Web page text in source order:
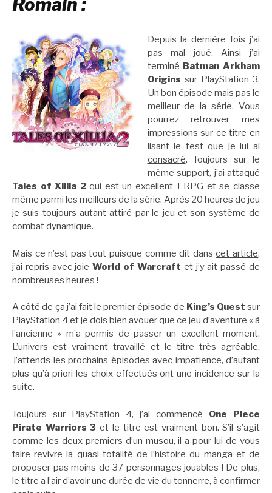
Romain :
Depuis la dernière fois j’ai
pas mal joué. Ainsi j’ai
terminé Batman Arkham
Origins sur PlayStation 3.
Un bon épisode mais pas le
meilleur de la série. Vous
pourrez retrouver mes
impressions sur ce titre en
lisantle test que je lui ai
consacré. Toujours sur le
même support, j’ai attaqué
Tales of Xillia 2qui est un excellent J-RPG et se classe
même parmi les meilleurs de la série. Après 20 heures de jeu
je suis toujours autant attiré par le jeu et son système de
combat dynamique.
Mais ce n’est pas tout puisque comme dit danscet article,
j’ai repris avec joieWorld of Warcraft et j’y ait passé de
nombreuses heures !
A côté de ça j’ai fait le premier épisode de King’s Quest sur
PlayStation 4 et je dois bien avouer que ce jeu d’aventure « à
l’ancienne » m’a permis de passer un excellent moment.
L’univers est vraiment travaillé et le titre très agréable.
J’attends les prochains épisodes avec impatience, d’autant
plus qu’à priori les choix effectués ont une incidence sur la
suite.
Toujours sur PlayStation 4, j’ai commencé One Piece
Pirate Warriors 3 et le titre est vraiment bon. S’il s’agit
comme les deux premiers d’un musou, il a pour lui de vous
faire revivre la quasi-totalité de l’histoire du manga et de
proposer pas moins de 37 personnages jouables ! De plus,
le titre a l’air d’avoir une durée de vie du tonnerre, à confirmer